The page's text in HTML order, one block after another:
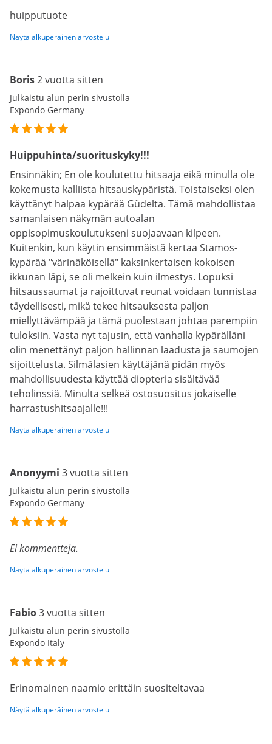
huipputuote
Näytä alkuperäinen arvostelu
Boris2 vuotta sitten
Julkaistu alun perin sivustolla
Expondo Germany
Huippuhinta/suorituskyky!!!
Ensinnäkin; En ole koulutettu hitsaaja eikä minulla ole
kokemusta kalliista hitsauskypäristä. Toistaiseksi olen
käyttänyt halpaa kypärää Güdelta. Tämä mahdollistaa
samanlaisen näkymän autoalan
oppisopimuskoulutukseni suojaavaan kilpeen.
Kuitenkin, kun käytin ensimmäistä kertaa Stamos-
kypärää "värinäköisellä" kaksinkertaisen kokoisen
ikkunan läpi, se oli melkein kuin ilmestys. Lopuksi
hitsaussaumat ja rajoittuvat reunat voidaan tunnistaa
täydellisesti, mikä tekee hitsauksesta paljon
miellyttävämpää ja tämä puolestaan johtaa parempiin
tuloksiin. Vasta nyt tajusin, että vanhalla kypärälläni
olin menettänyt paljon hallinnan laadusta ja saumojen
sijoittelusta. Silmälasien käyttäjänä pidän myös
mahdollisuudesta käyttää diopteria sisältävää
teholinssiä. Minulta selkeä ostosuositus jokaiselle
harrastushitsaajalle!!!
Näytä alkuperäinen arvostelu
Anonyymi 3 vuotta sitten
Julkaistu alun perin sivustolla
Expondo Germany
Ei kommentteja.
Näytä alkuperäinen arvostelu
Fabio3 vuotta sitten
Julkaistu alun perin sivustolla
Expondo Italy
Erinomainen naamio erittäin suositeltavaa
Näytä alkuperäinen arvostelu